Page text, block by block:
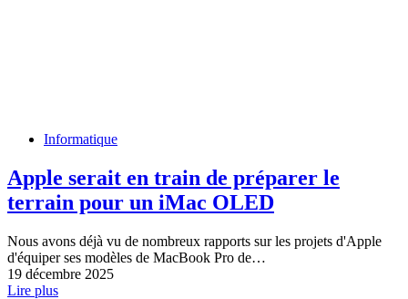
Informatique
Apple serait en train de préparer le
terrain pour un iMac OLED
Nous avons déjà vu de nombreux rapports sur les projets d'Apple
d'équiper ses modèles de MacBook Pro de…
19 décembre 2025
Lire plus